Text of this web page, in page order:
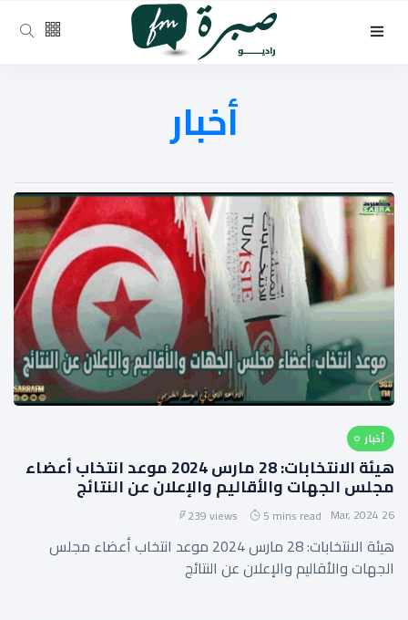
أخبار
أخبار
هيئة الانتخابات: 28 مارس 2024 موعد انتخاب أعضاء
مجلس الجهات والأقاليم والإعلان عن النتائج
26 Mar, 2024
5 mins read
239 views
هيئة الانتخابات: 28 مارس 2024 موعد انتخاب أعضاء مجلس
الجهات والأقاليم والإعلان عن النتائج